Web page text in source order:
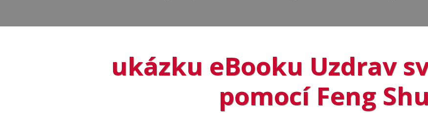
ukázku eBooku Uzdrav
pomocí Feng